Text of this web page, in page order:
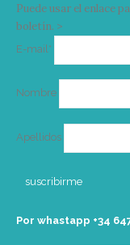
Puede usar el enlace
boletín. >
E-mail*
Nombre
Apellidos
Por whastapp +34